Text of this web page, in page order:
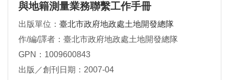
與地籍測量業務聯繫工作手冊
出版單位： 臺北市政府地政處土地開發總隊
作/編/譯者：臺北市政府地政處土地開發總隊
GPN：1009600843
出版／創刊日期：2007-04